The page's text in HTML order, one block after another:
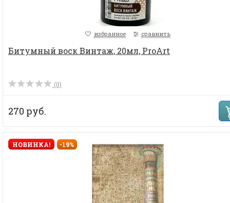
избранное сравнить
Битумный воск Винтаж, 20мл, ProArt
(0)
270 руб.
НОВИНКА! -19%